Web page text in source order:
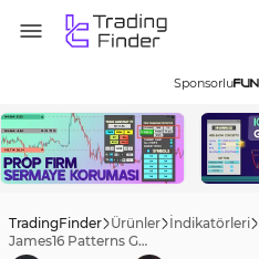
Sponsorlu
TradingFinder Ürünler İndikatörleri
James16 Patterns Göstergesi MT5 için İndir – Ücretsiz – [TradingFinder]